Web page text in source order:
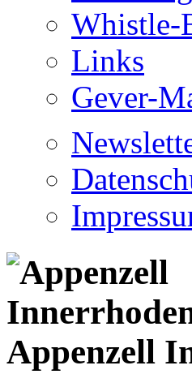
Whistle-
Links
Gever-
Appenzell